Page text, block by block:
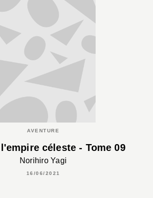
AVENTURE
céleste - Tome 09
Norihiro Yagi
16/06/2021